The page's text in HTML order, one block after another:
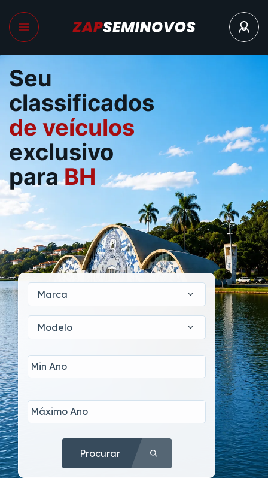
Seu
classificados
de veículos
exclusivo
paraBH
Marca
Modelo
Procurar